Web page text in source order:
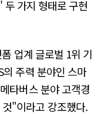
두 가지 형태로 구현
업계 글로벌 1위 기
의 주력 분야인 스마
타버스 분야 고객경
"이라고 강조했다.